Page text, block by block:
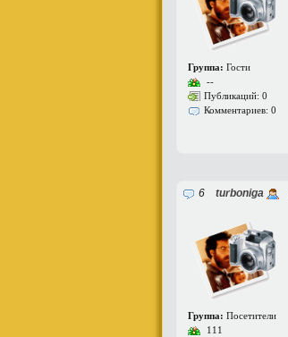
Группа: Гости
--
Публикаций: 0
Комментариев: 0
6 turboniga
Группа: Посетители
111